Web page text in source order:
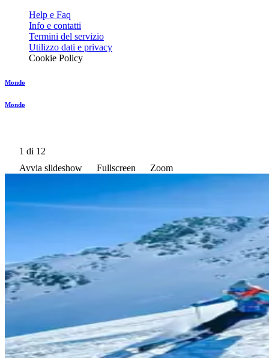
Help e Faq
Info e contatti
Termini del servizio
Utilizzo dati e privacy
Cookie Policy
Mondo
Mondo
1 di 12
Avvia slideshow
Fullscreen Zoom